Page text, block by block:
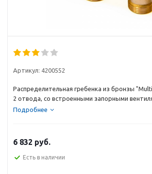
Артикул: 4200552
Распределительная гребенка из бронзы
2 отвода, со встроенными запорными
Подробнее
6 832 руб.
Есть в наличии